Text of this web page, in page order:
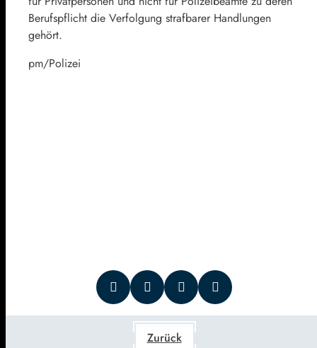
Berufspflicht die Verfolgung strafbarer Handlungen
gehört.
pm/Polizei
Zurück